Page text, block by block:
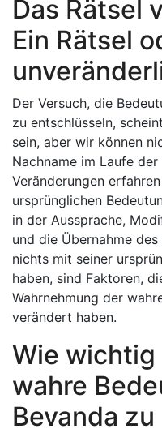
Das Rätsel
Ein Rätsel
Der Versuch, die
zu entschlüsseln,
sein, aber wir können
Nachname im Laufe
Veränderungen
ursprünglichen
in der Aussprache,
und die Übernahme
nichts mit seiner
haben, sind Faktoren,
Wahrnehmung der
verändert haben.
Wie wichtig
wahre
Bevanda